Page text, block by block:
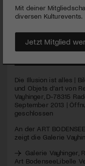
seconds
Sinne schärfen? Kann
Entwicklung innovativ
Reto Keppler & Hans
MEHR
Die Illusion ist alles |
und Objets d’art von
Vayhinger, D-78315
September 2013 |
geschlossen
An der ART BODENSEE
zeigt die Galerie
Galerie Vayhinger,
Art BodenseeLibelle
Mit deiner
diversen Kulturevents.
Jetzt Mitglied